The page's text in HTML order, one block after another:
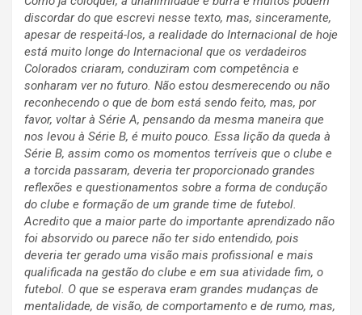
discordar do que escrevi nesse texto, mas, sinceramente,
apesar de respeitá-los, a realidade do Internacional de hoje
está muito longe do Internacional que os verdadeiros
Colorados criaram, conduziram com competência e
sonharam ver no futuro. Não estou desmerecendo ou não
reconhecendo o que de bom está sendo feito, mas, por
favor, voltar à Série A, pensando da mesma maneira que
nos levou à Série B, é muito pouco. Essa lição da queda à
Série B, assim como os momentos terríveis que o clube e
a torcida passaram, deveria ter proporcionado grandes
reflexões e questionamentos sobre a forma de condução
do clube e formação de um grande time de futebol.
Acredito que a maior parte do importante aprendizado não
foi absorvido ou parece não ter sido entendido, pois
deveria ter gerado uma visão mais profissional e mais
qualificada na gestão do clube e em sua atividade fim, o
futebol. O que se esperava eram grandes mudanças de
mentalidade, de visão, de comportamento e de rumo, mas,